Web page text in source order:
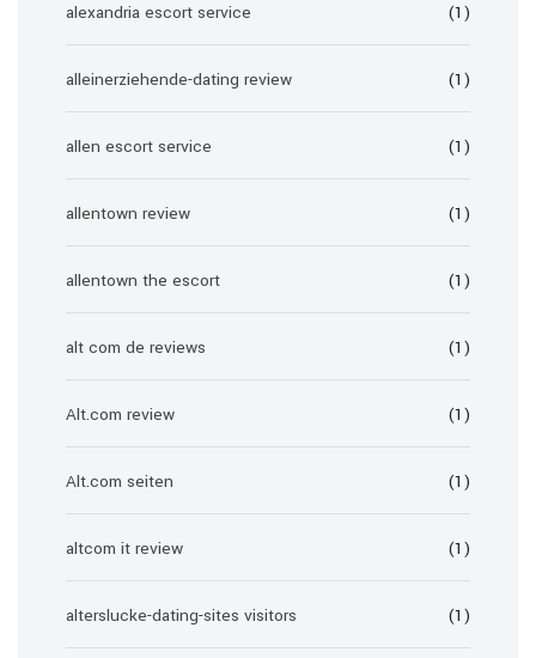
alexandria escort service (1)
alleinerziehende-dating review (1)
allen escort service (1)
allentown review (1)
allentown the escort (1)
alt com de reviews (1)
Alt.com review (1)
Alt.com seiten (1)
altcom it review (1)
alterslucke-dating-sites visitors (1)